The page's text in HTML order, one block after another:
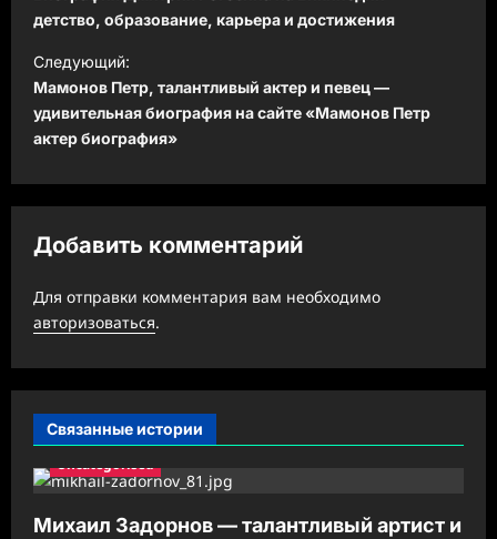
в
и
г
а
я
з
а
п
и
детство, образование, карьера и достижения
Следующий:
Мамонов Петр, талантливый актер и певец —
удивительная биография на сайте «Мамонов Петр
актер биография»
Добавить комментарий
Для отправки комментария вам необходимо
авторизоваться.
Связанные истории
Uncategorised
Михаил Задорнов — талантливый артист и